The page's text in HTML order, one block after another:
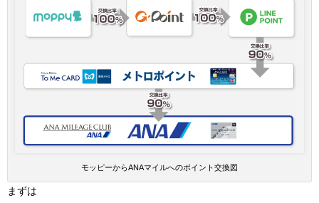
モッピーからANAマイルへのポイント交換図
まずは